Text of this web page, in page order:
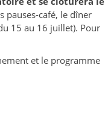
pauses-café, le dîner
15 au 16 juillet). Pour
et le programme